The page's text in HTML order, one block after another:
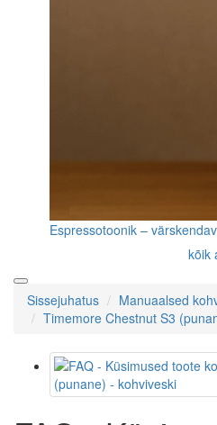
Espressotoonik –
kõik
Sissejuhatus
Manuaalsed
Timemore Chestnut S3